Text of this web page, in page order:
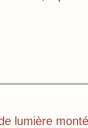
lumière